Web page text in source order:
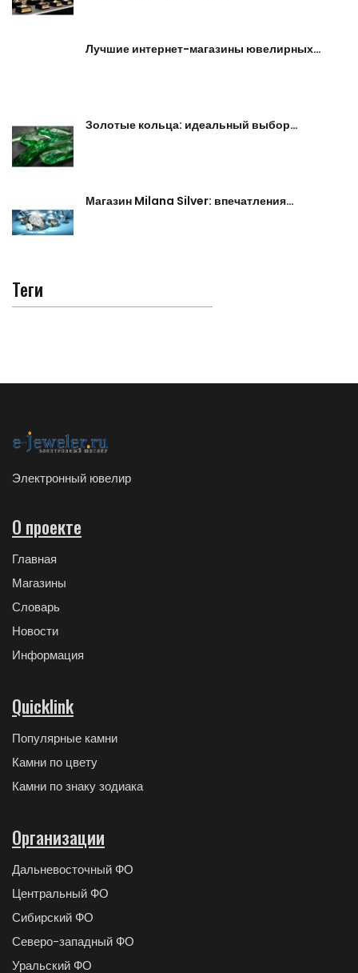
Лучшие интернет-магазины ювелирных…
Золотые кольца: идеальный выбор…
Магазин Milana Silver: впечатления…
Теги
Электронный ювелир
О проекте
Главная
Магазины
Словарь
Новости
Информация
Quicklink
Популярные камни
Камни по цвету
Камни по знаку зодиака
Организации
Дальневосточный ФО
Центральный ФО
Сибирский ФО
Северо-западный ФО
Уральский ФО